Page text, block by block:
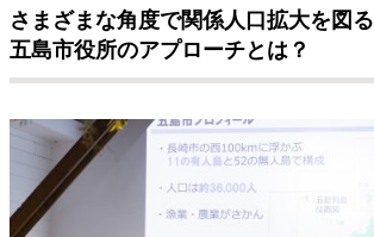
さまざまな角度で関係人口拡大を図る
五島市役所のアプローチとは？